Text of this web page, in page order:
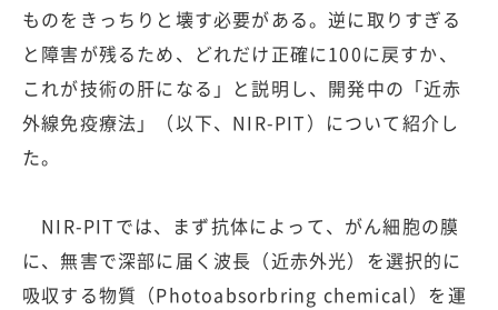
ものをきっちりと壊す必要がある。逆に取りすぎる
と障害が残るため、どれだけ正確に100に戻すか、
これが技術の肝になる」と説明し、開発中の「近赤
外線免疫療法」（以下、NIR-PIT）について紹介し
た。
NIR-PITでは、まず抗体によって、がん細胞の膜
に、無害で深部に届く波長（近赤外光）を選択的に
吸収する物質（Photoabsorbring chemical）を運